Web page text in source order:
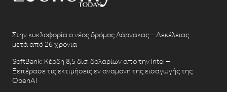
Στην κυκλοφορία ο νέος δρόμος Λάρνακας – Δεκέλειας
μετά από 26 χρόνια
SoftBank: Κέρδη 8,5 δισ. δολαρίων από την Intel –
Ξεπέρασε τις εκτιμήσεις εν αναμονή της εισαγωγής της
OpenAI